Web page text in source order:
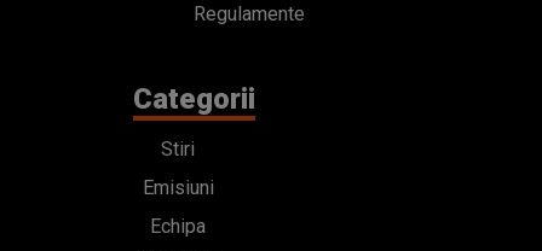
Regulamente
Categorii
Stiri
Emisiuni
Echipa